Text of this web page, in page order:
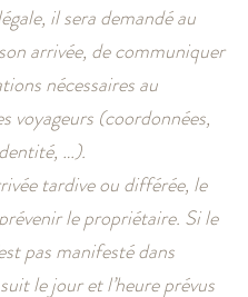
il sera demandé au
arrivée, de communiquer
nécessaires au
voyageurs (coordonnées,
…).
tardive ou différée, le
le propriétaire. Si le
pas manifesté dans
le jour et l’heure prévus